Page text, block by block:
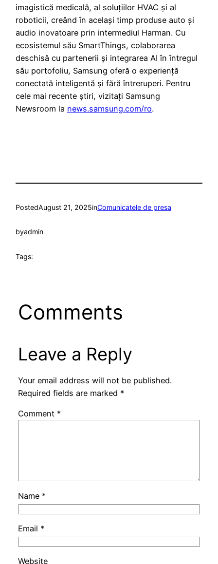
imagistică medicală, al soluțiilor HVAC și al
roboticii, creând în același timp produse auto și
audio inovatoare prin intermediul Harman. Cu
ecosistemul său SmartThings, colaborarea
deschisă cu partenerii și integrarea AI în întregul
său portofoliu, Samsung oferă o experiență
conectată inteligentă și fără întreruperi. Pentru
cele mai recente știri, vizitați Samsung
Newsroom la news.samsung.com/ro.
PostedAugust 21, 2025inComunicatele de presa
byadmin
Tags:
Comments
Leave a Reply
Your email address will not be published.
Required fields are marked *
Comment *
Name *
Email *
Website